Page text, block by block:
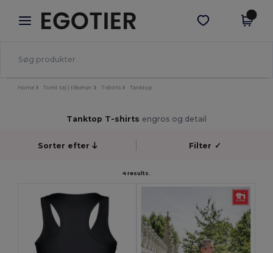
× Egotier-app
Bedre priser i appen!
Hent app
Home Tomt tøj | tilbehør T-shirts Tanktop
Tanktop T-shirts engros og detail
Sorter efter Filter ✓
4 results.